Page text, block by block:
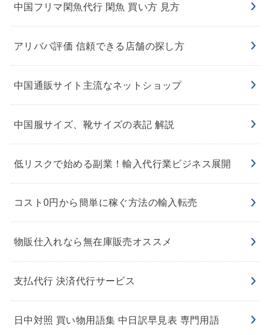
中国フリマ閑魚代行 閑魚 買い方 見方
アリババ評価 信頼できる店舗の探し方
中国通販サイト主流なネットショップ
中国服サイズ、靴サイズの表記 解説
低リスクで始める副業！輸入代行業ビジネス展開
コスト0円から簡単に稼ぐ方法の輸入転売
物販仕入れなら無在庫販売オススメ
支払代行 決済代行サービス
日中対照 買い物用語集 中日訳早見表 専門用語